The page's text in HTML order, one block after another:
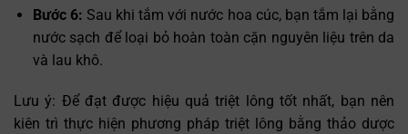
Bước 6: Sau khi tắm với nước hoa cúc, bạn tắm lại bằng
nước sạch để loại bỏ hoàn toàn cặn nguyên liệu trên da
và lau khô.
Lưu ý: Để đạt được hiệu quả triệt lông tốt nhất, bạn nên
kiên trì thực hiện phương pháp triệt lông bằng thảo dược